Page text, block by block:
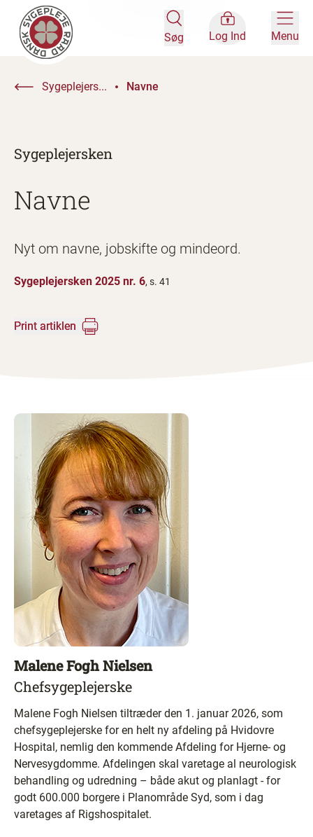
Søg Log Ind Menu
Sygeplejers... Navne
Sygeplejersken
Navne
Nyt om navne, jobskifte og mindeord.
Sygeplejersken 2025 nr. 6, s. 41
Print artiklen
Malene Fogh Nielsen
Chefsygeplejerske
Malene Fogh Nielsen tiltræder den 1. januar 2026, som
chefsygeplejerske for en helt ny afdeling på Hvidovre
Hospital, nemlig den kommende Afdeling for Hjerne- og
Nervesygdomme. Afdelingen skal varetage al neurologisk
behandling og udredning – både akut og planlagt - for
godt 600.000 borgere i Planområde Syd, som i dag
varetages af Rigshospitalet.